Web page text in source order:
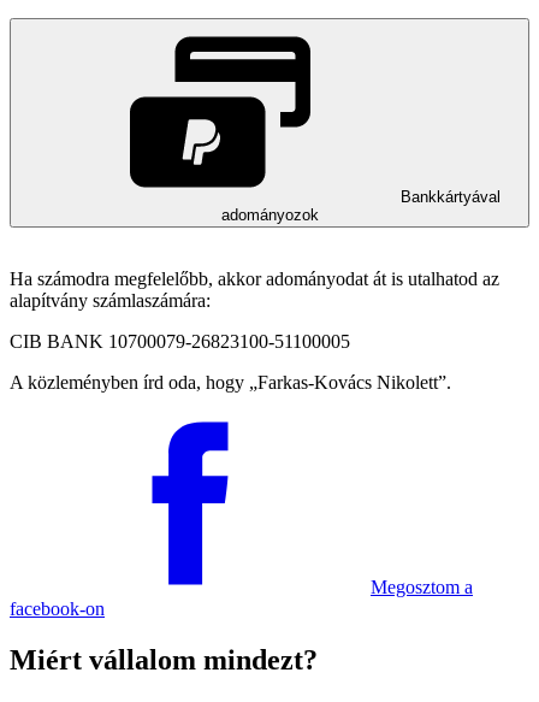
Bankkártyával
adományozok
Ha számodra megfelelőbb, akkor adományodat át is utalhatod az
alapítvány számlaszámára:
CIB BANK 10700079-26823100-51100005
A közleményben írd oda, hogy
Farkas-Kovács Nikolett .
Megosztom a
facebook-on
Miért vállalom mindezt?